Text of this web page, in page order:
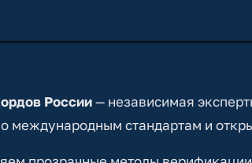
России— независимая
международным стандартам и